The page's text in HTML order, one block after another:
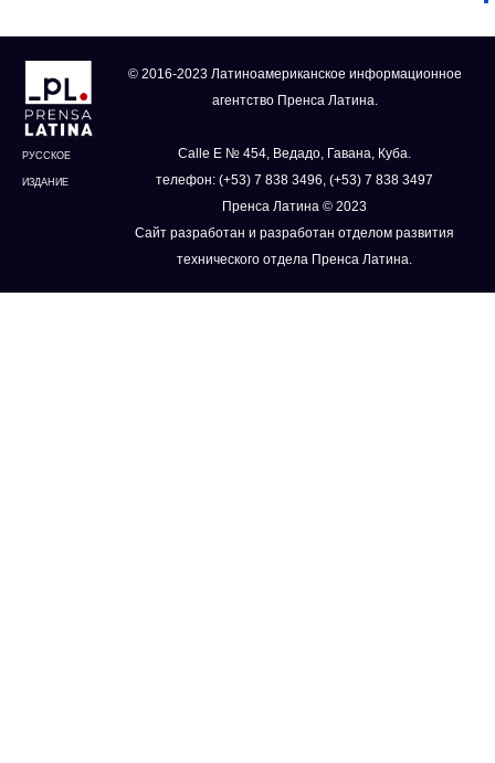
РУССКОЕ
ИЗДАНИЕ
© 2016-2023 Латиноамериканское информационное
агентство Пренса Латина.
Calle E № 454, Ведадо, Гавана, Куба.
телефон: (+53) 7 838 3496, (+53) 7 838 3497
Пренса Латина © 2023
Сайт разработан и разработан отделом развития
технического отдела Пренса Латина.